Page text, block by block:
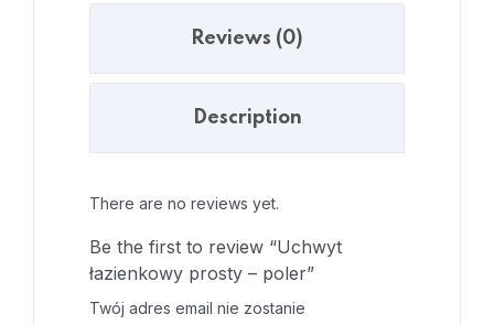
Reviews (0)
Description
There are no reviews yet.
Be the first to review “Uchwyt
łazienkowy prosty – poler”
Twój adres email nie zostanie